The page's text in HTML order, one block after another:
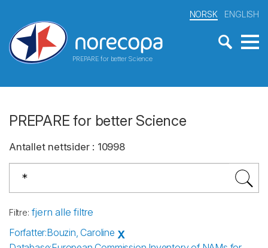
PREPARE for better Science
NORSK ENGLISH
PREPARE for better Science
Antallet nettsider: 10998
Filtre: fjern alle filtre
Forfatter:Bouzin, Caroline X